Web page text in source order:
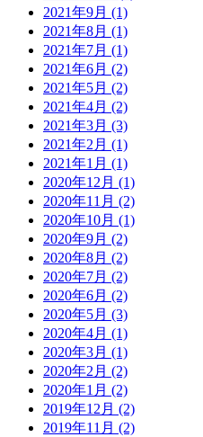
2021年9月 (1)
2021年8月 (1)
2021年7月 (1)
2021年6月 (2)
2021年5月 (2)
2021年4月 (2)
2021年3月 (3)
2021年2月 (1)
2021年1月 (1)
2020年12月 (1)
2020年11月 (2)
2020年10月 (1)
2020年9月 (2)
2020年8月 (2)
2020年7月 (2)
2020年6月 (2)
2020年5月 (3)
2020年4月 (1)
2020年3月 (1)
2020年2月 (2)
2020年1月 (2)
2019年12月 (2)
2019年11月 (2)